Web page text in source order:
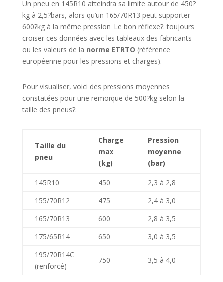
Un pneu en 145R10 atteindra sa limite autour de 450?
kg à 2,5?bars, alors qu’un 165/70R13 peut supporter
600?kg à la même pression. Le bon réflexe?: toujours
croiser ces données avec les tableaux des fabricants
ou les valeurs de la norme ETRTO (référence
européenne pour les pressions et charges).
Pour visualiser, voici des pressions moyennes
constatées pour une remorque de 500?kg selon la
taille des pneus?:
Taille du
pneu
Charge
max
(kg)
Pression
moyenne
(bar)
145R10 450
2,3 à 2,8
155/70R12
475
2,4 à 3,0
165/70R13
600
2,8 à 3,5
175/65R14
650
3,0 à 3,5
195/70R14C
(renforcé)
750 3,5 à 4,0